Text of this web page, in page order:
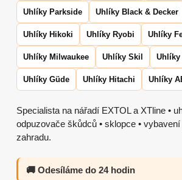
Uhlíky Parkside Uhlíky Black & Decker
Uhlíky Hikoki Uhlíky Ryobi Uhlíky
Uhlíky Milwaukee Uhlíky Skil Uhlíky
Uhlíky Güde Uhlíky Hitachi Uhlíky
Specialista na nářadí EXTOL a XTline •
odpuzovače škůdců • sklopce •
zahradu.
🚚 Odesíláme do 24 hodin